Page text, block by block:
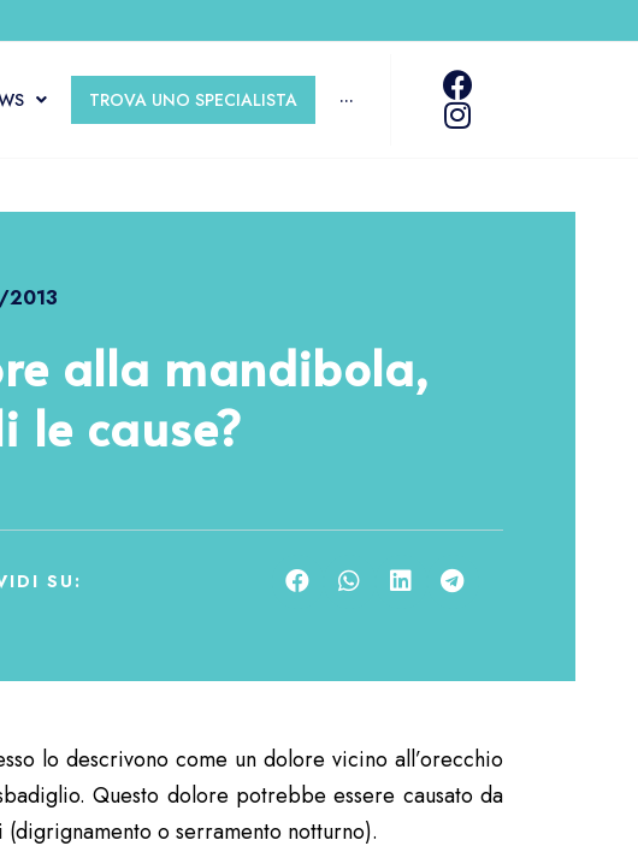
TROVA UNO SPECIALISTA ···
alla mandibola,
le cause?
SU:
lo descrivono come un dolore vicino all’orecchio
Questo dolore potrebbe essere causato da
o serramento notturno).